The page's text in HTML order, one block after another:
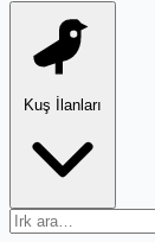
Kuş İlanları